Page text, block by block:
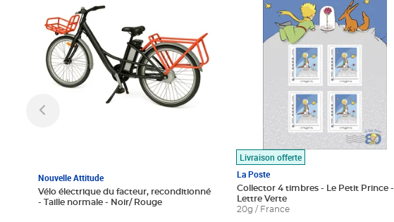
Nouvelle Attitude
Vélo électrique du facteur, reconditionné
- Taille normale - Noir/ Rouge
Livraison offerte
La Poste
Collector 4 timbres - Le Petit Prince -
Lettre Verte
20g / France